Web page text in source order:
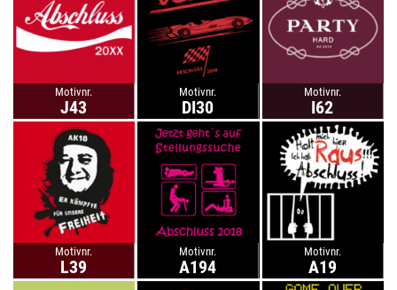
Motivnr.
J43
Motivnr.
DI30
Motivnr.
I62
Motivnr.
L39
Motivnr.
A194
Motivnr.
A19